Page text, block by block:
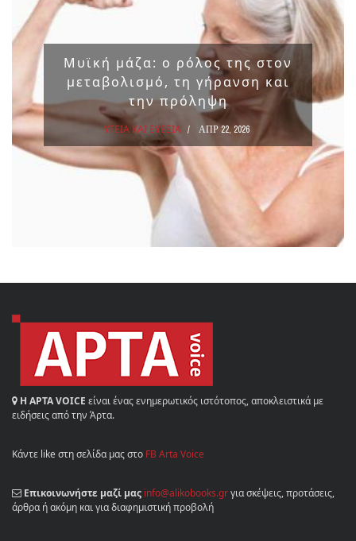
Μυϊκή μάζα: ο ρόλος της στον
μεταβολισμό, τη γήρανση και
την πρόληψη
ΥΓΕΙΑ ΚΑΙ ΕΥΕΞΙΑ ΑΠΡ 22, 2026
Η ΑΡΤΑ VOICE είναι ένας ενημερωτικός ιστότοπος, αποκλειστικά με
ειδήσεις από την Άρτα.
Κάντε like στη σελίδα μας στο FB Arta Voice
Επικοινωνήστε μαζί μας info@alikobooks.grγια σκέψεις, προτάσεις,
άρθρα ή ακόμη και για διαφημιστική προβολή